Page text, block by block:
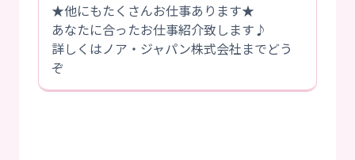
★他にもたくさんお仕事あります★
あなたに合ったお仕事紹介致します♪
詳しくはノア・ジャパン株式会社までどう
ぞ